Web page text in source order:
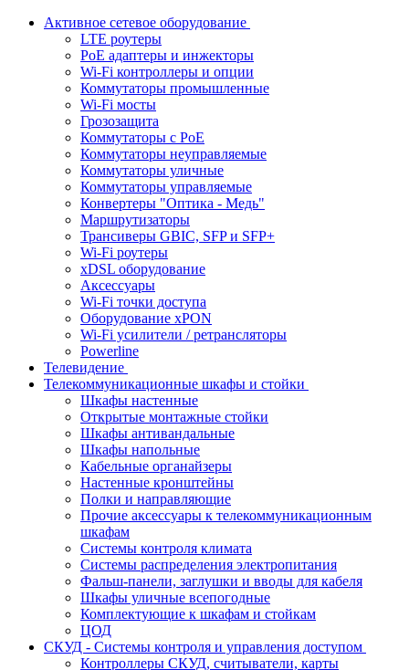
Активное сетевое оборудование
LTE роутеры
PoE адаптеры и инжекторы
Wi-Fi контроллеры и опции
Коммутаторы промышленные
Wi-Fi мосты
Грозозащита
Коммутаторы c PoE
Коммутаторы неуправляемые
Коммутаторы уличные
Коммутаторы управляемые
Конвертеры "Оптика - Медь"
Маршрутизаторы
Трансиверы GBIC, SFP и SFP+
Wi-Fi роутеры
xDSL оборудование
Аксессуары
Wi-Fi точки доступа
Оборудование хPON
Wi-Fi усилители / ретрансляторы
Powerline
Телевидение
Телекоммуникационные шкафы и стойки
Шкафы настенные
Открытые монтажные стойки
Шкафы антивандальные
Шкафы напольные
Кабельные органайзеры
Настенные кронштейны
Полки и направляющие
Прочие аксессуары к телекоммуникационным
шкафам
Системы контроля климата
Системы распределения электропитания
Фальш-панели, заглушки и вводы для кабеля
Шкафы уличные всепогодные
Комплектующие к шкафам и стойкам
ЦОД
СКУД - Системы контроля и управления доступом
Контроллеры СКУД, считыватели, карты